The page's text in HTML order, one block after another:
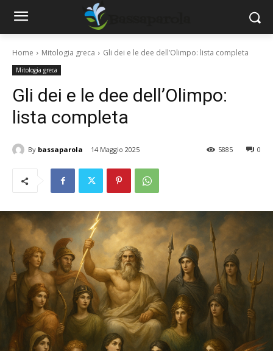
Home Mitologia greca Gli dei e le dee dell’Olimpo: lista completa
Mitologia greca
Gli dei e le dee dell’Olimpo:
lista completa
By bassaparola 14 Maggio 2025 0
5885